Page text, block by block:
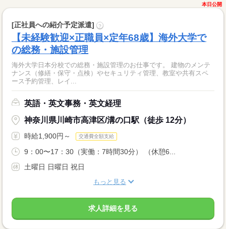
本日公開
[正社員への紹介予定派遣] ?
【未経験歓迎×正職員×定年68歳】海外大学で
の総務・施設管理
海外大学日本分校での総務・施設管理のお仕事です。 建物のメンテ
ナンス（修繕・保守・点検）やセキュリティ管理、教室や共有スペ
ース予約管理、レイ...
英語・英文事務・英文経理
神奈川県川崎市高津区/溝の口駅（徒歩 12分）
時給1,900円～ 交通費全額支給
9：00〜17：30（実働：7時間30分） （休憩6...
土曜日 日曜日 祝日
もっと見る
求人詳細を見る